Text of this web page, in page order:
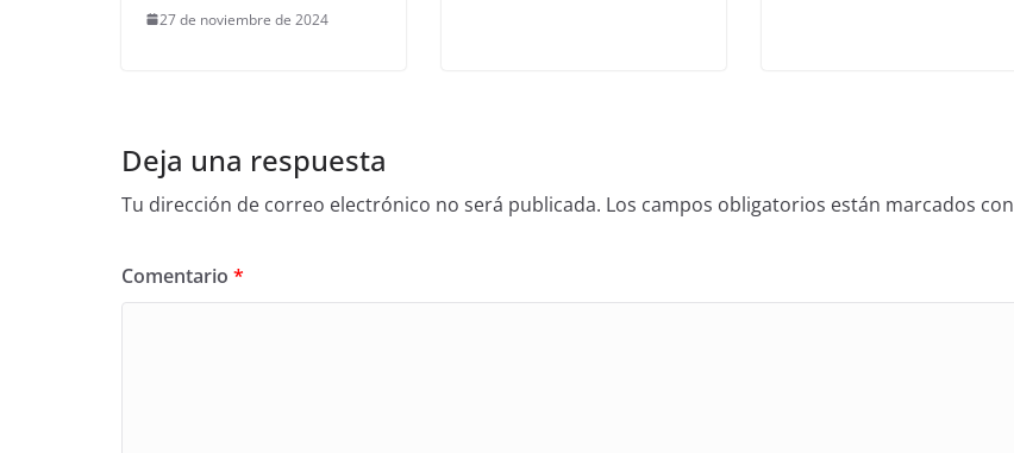
27 de noviembre de 2024
Deja una respuesta
Tu dirección de correo electrónico no será publicada. Los campos obligatorios están marcados con
Comentario *